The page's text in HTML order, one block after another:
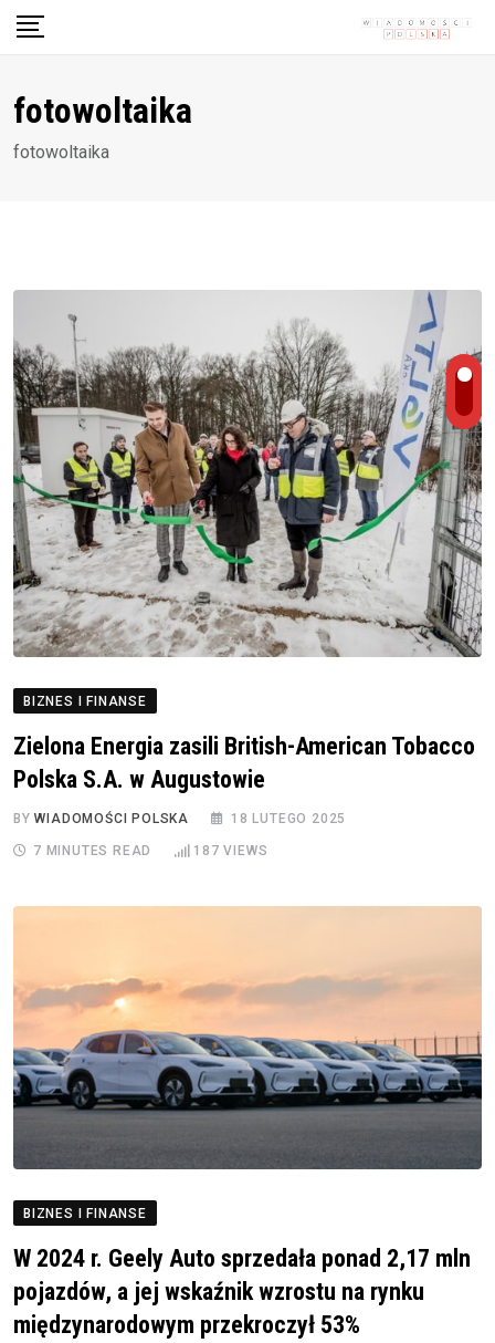
Skip
fotowoltaika
fotowoltaika
BIZNES I FINANSE
Zielona Energia zasili British-American Tobacco
Polska S.A. w Augustowie
BYWIADOMOŚCI POLSKA 18 LUTEGO 2025
7 MINUTES READ 187 VIEWS
BIZNES I FINANSE
W 2024 r. Geely Auto sprzedała ponad 2,17 mln
pojazdów, a jej wskaźnik wzrostu na rynku
międzynarodowym przekroczył 53%